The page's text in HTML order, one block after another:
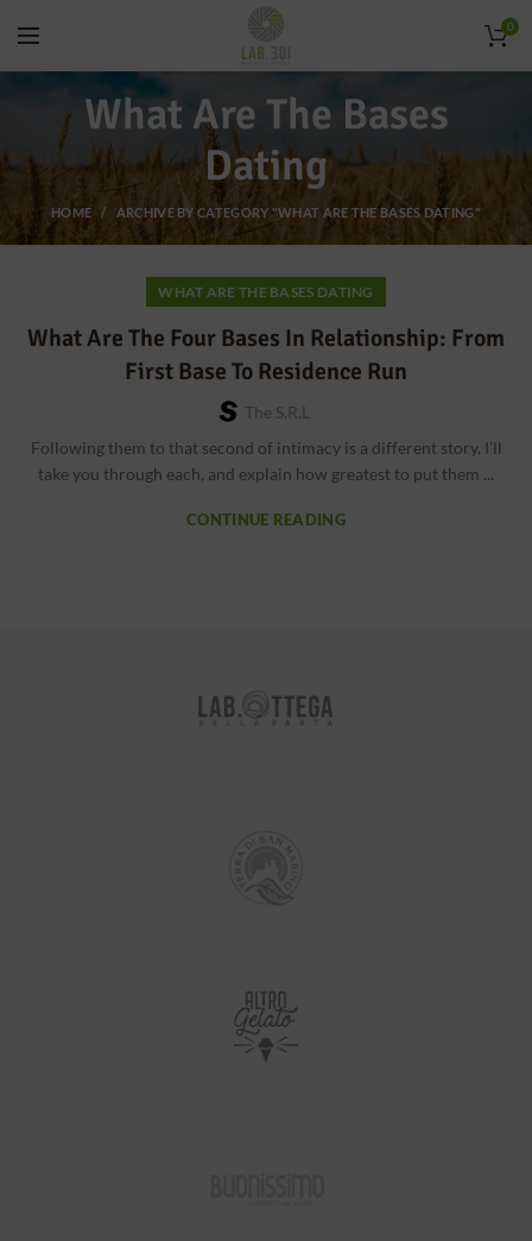
0
What Are The Bases
Dating
HOME ARCHIVE BY CATEGORY "WHAT ARE THE BASES DATING"
WHAT ARE THE BASES DATING
What Are The Four Bases In Relationship: From
First Base To Residence Run
The S.r.l
Following them to that second of intimacy is a different story. I’ll
take you through each, and explain how greatest to put them ...
CONTINUE READING